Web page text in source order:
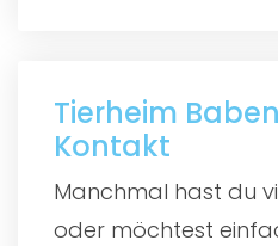
Tierheim
Kontakt
Manchmal hast du
oder möchtest